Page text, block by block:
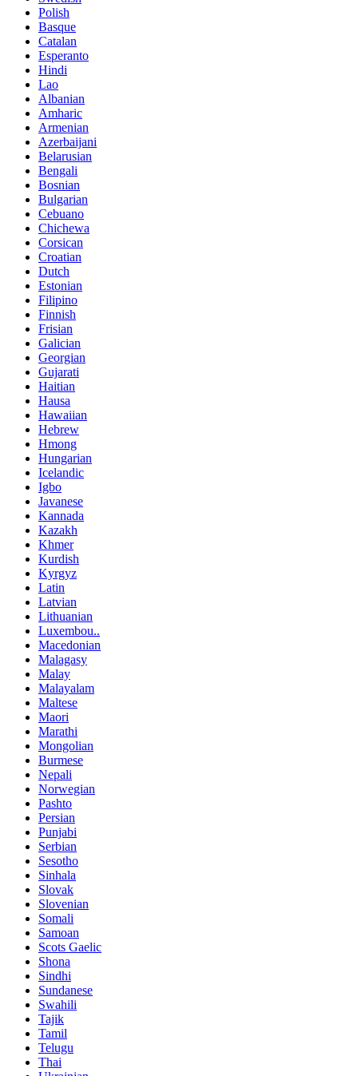
Polish
Basque
Catalan
Esperanto
Hindi
Lao
Albanian
Amharic
Armenian
Azerbaijani
Belarusian
Bengali
Bosnian
Bulgarian
Cebuano
Chichewa
Corsican
Croatian
Dutch
Estonian
Filipino
Finnish
Frisian
Galician
Georgian
Gujarati
Haitian
Hausa
Hawaiian
Hebrew
Hmong
Hungarian
Icelandic
Igbo
Javanese
Kannada
Kazakh
Khmer
Kurdish
Kyrgyz
Latin
Latvian
Lithuanian
Luxembou..
Macedonian
Malagasy
Malay
Malayalam
Maltese
Maori
Marathi
Mongolian
Burmese
Nepali
Norwegian
Pashto
Persian
Punjabi
Serbian
Sesotho
Sinhala
Slovak
Slovenian
Somali
Samoan
Scots Gaelic
Shona
Sindhi
Sundanese
Swahili
Tajik
Tamil
Telugu
Thai